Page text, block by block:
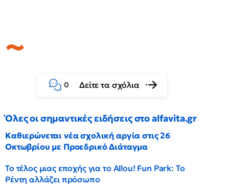
0 Δείτε τα σχόλια
Όλες οι σημαντικές ειδήσεις στο alfavita.gr
Καθιερώνεται νέα σχολική αργία στις 26
Οκτωβρίου με Προεδρικό Διάταγμα
Το τέλος μιας εποχής για το Allou! Fun Park: Το
Ρέντη αλλάζει πρόσωπο